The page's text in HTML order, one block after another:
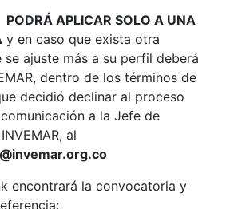
PODRÁ APLICAR SOLO A UNA
y en caso que exista otra
ajuste más a su perfil deberá
dentro de los términos de
decidió declinar al proceso
a la Jefe de
al
encontrará la convocatoria y